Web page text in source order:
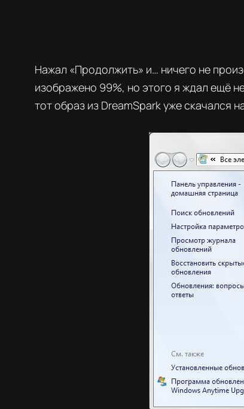
Нажал «Продолжить» и… ничего не
изображено 99%, но этого я ждал ещё
тот образ из DreamSpark уже скачался